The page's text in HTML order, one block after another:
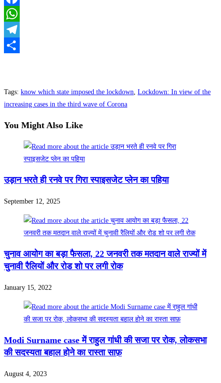
Facebook
WhatsApp
Telegram
Tags: know which state imposed the lockdown, Lockdown: In view of the
increasing cases in the third wave of Corona
You Might Also Like
उड़ान भरते ही रनवे पर गिरा स्पाइसजेट प्लेन का पहिया
September 12, 2025
चुनाव आयोग का बड़ा फैसला, 22 जनवरी तक मतदान वाले राज्यों में
चुनावी रैलियों और रोड शो पर लगी रोक
January 15, 2022
Modi Surname case में राहुल गांधी की सजा पर रोक, लोकसभा
की सदस्यता बहाल होने का रास्ता साफ़
August 4, 2023